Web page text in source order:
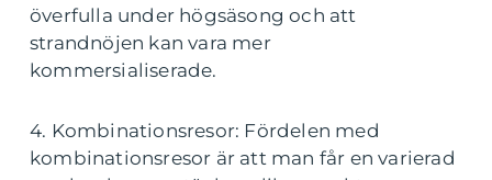
överfulla under högsäsong och att
strandnöjen kan vara mer
kommersialiserade.
4. Kombinationsresor: Fördelen med
kombinationsresor är att man får en varierad